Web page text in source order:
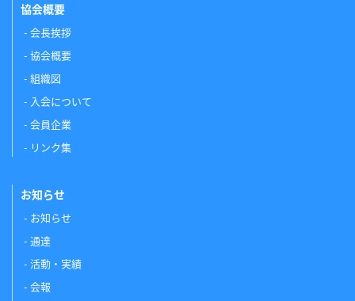
協会概要
会長挨拶
協会概要
組織図
入会について
会員企業
リンク集
お知らせ
お知らせ
通達
活動・実績
会報